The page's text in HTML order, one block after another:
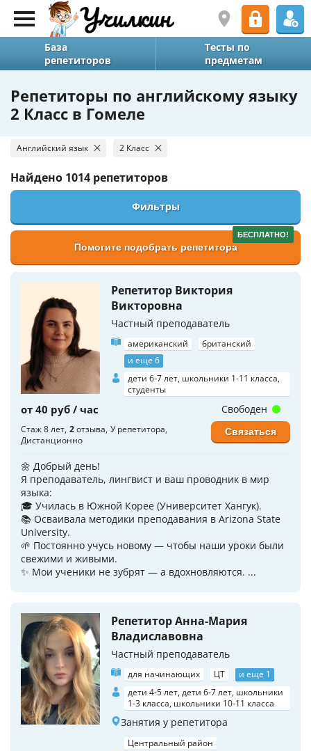
База
репетиторов
Тесты по
предметам
Репетиторы по английскому языку
2 Класс в Гомеле
Английский язык 2 Класс
Найдено 1014 репетиторов
Фильтры
БЕСПЛАТНО!
Помогите подобрать репетитора
Репетитор Виктория
Викторовна
Частный преподаватель
американский
британский
и еще 6
дети 6-7 лет, школьники 1-11 класса,
студенты
от 40 руб / час
Стаж 8 лет 2отзыва У репетитора
Дистанционно
🌼 Добрый день!
Я преподаватель, лингвист и ваш проводник в мир
языка:
🎓 Училась в Южной Корее (Университет Хангук).
📚 Осваивала методики преподавания в Arizona State
University.
🌱 Постоянно учусь новому — чтобы наши уроки были
свежими и живыми.
✨ Мои ученики не зубрят — а вдохновляются. ...
Свободен
Связаться
Репетитор Анна-Мария
Владиславовна
Частный преподаватель
для начинающих ЦТ
и еще 1
дети 4-5 лет, дети 6-7 лет, школьники
1-3 класса, школьники 10-11 класса
Занятия у репетитора
Центральный район